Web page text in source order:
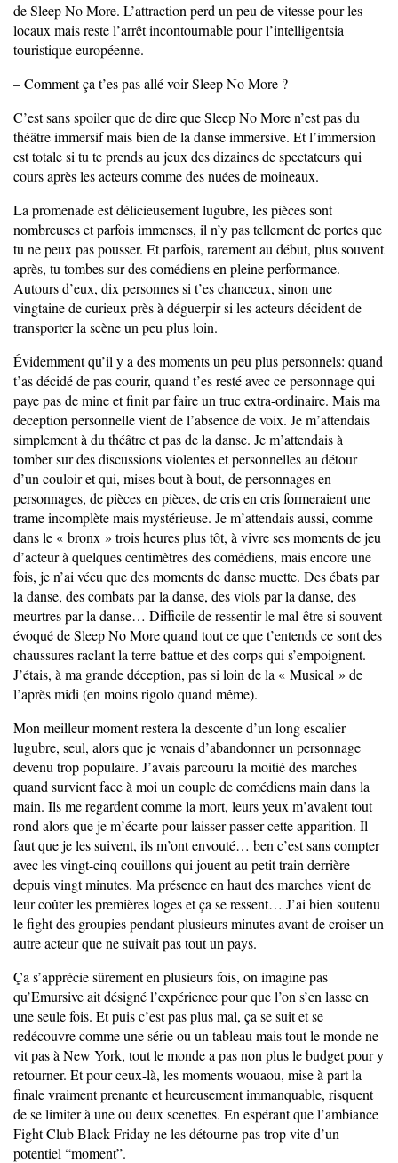
de Sleep No More. L’attraction perd un peu de vitesse pour les
locaux mais reste l’arrêt incontournable pour l’intelligentsia
touristique européenne.
– Comment ça t’es pas allé voir Sleep No More ?
C’est sans spoiler que de dire que Sleep No More n’est pas du
théâtre immersif mais bien de la danse immersive. Et l’immersion
est totale si tu te prends au jeux des dizaines de spectateurs qui
cours après les acteurs comme des nuées de moineaux.
La promenade est délicieusement lugubre, les pièces sont
nombreuses et parfois immenses, il n’y pas tellement de portes que
tu ne peux pas pousser. Et parfois, rarement au début, plus souvent
après, tu tombes sur des comédiens en pleine performance.
Autours d’eux, dix personnes si t’es chanceux, sinon une
vingtaine de curieux près à déguerpir si les acteurs décident de
transporter la scène un peu plus loin.
Évidemment qu’il y a des moments un peu plus personnels: quand
t’as décidé de pas courir, quand t’es resté avec ce personnage qui
paye pas de mine et finit par faire un truc extra-ordinaire. Mais ma
deception personnelle vient de l’absence de voix. Je m’attendais
simplement à du théâtre et pas de la danse. Je m’attendais à
tomber sur des discussions violentes et personnelles au détour
d’un couloir et qui, mises bout à bout, de personnages en
personnages, de pièces en pièces, de cris en cris formeraient une
trame incomplète mais mystérieuse. Je m’attendais aussi, comme
dans le « bronx » trois heures plus tôt, à vivre ses moments de jeu
d’acteur à quelques centimètres des comédiens, mais encore une
fois, je n’ai vécu que des moments de danse muette. Des ébats par
la danse, des combats par la danse, des viols par la danse, des
meurtres par la danse… Difficile de ressentir le mal-être si souvent
évoqué de Sleep No More quand tout ce que t’entends ce sont des
chaussures raclant la terre battue et des corps qui s’empoignent.
J’étais, à ma grande déception, pas si loin de la « Musical » de
l’après midi (en moins rigolo quand même).
Mon meilleur moment restera la descente d’un long escalier
lugubre, seul, alors que je venais d’abandonner un personnage
devenu trop populaire. J’avais parcouru la moitié des marches
quand survient face à moi un couple de comédiens main dans la
main. Ils me regardent comme la mort, leurs yeux m’avalent tout
rond alors que je m’écarte pour laisser passer cette apparition. Il
faut que je les suivent, ils m’ont envouté… ben c’est sans compter
avec les vingt-cinq couillons qui jouent au petit train derrière
depuis vingt minutes. Ma présence en haut des marches vient de
leur coûter les premières loges et ça se ressent… J’ai bien soutenu
le fight des groupies pendant plusieurs minutes avant de croiser un
autre acteur que ne suivait pas tout un pays.
Ça s’apprécie sûrement en plusieurs fois, on imagine pas
qu’Emursive ait désigné l’expérience pour que l’on s’en lasse en
une seule fois. Et puis c’est pas plus mal, ça se suit et se
redécouvre comme une série ou un tableau mais tout le monde ne
vit pas à New York, tout le monde a pas non plus le budget pour y
retourner. Et pour ceux-là, les moments wouaou, mise à part la
finale vraiment prenante et heureusement immanquable, risquent
de se limiter à une ou deux scenettes. En espérant que l’ambiance
Fight Club Black Friday ne les détourne pas trop vite d’un
potentiel “moment”.